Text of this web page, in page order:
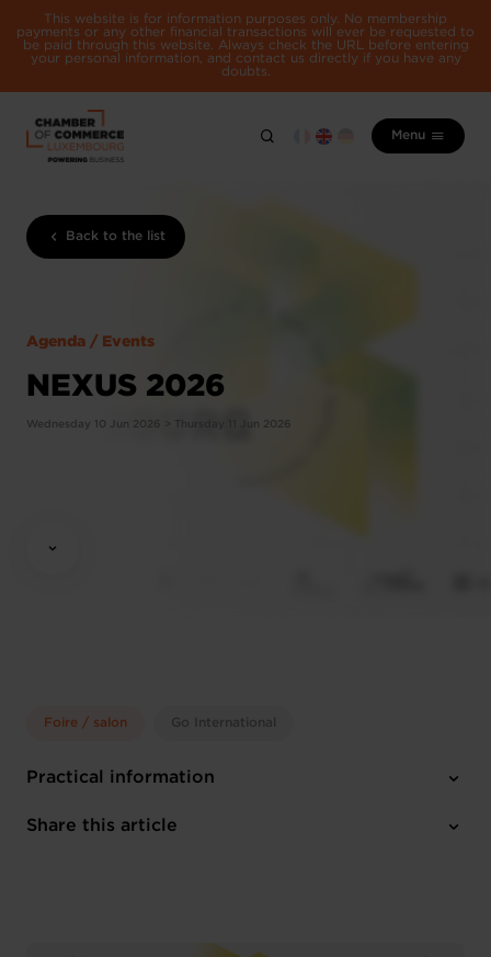
This website is for information purposes only. No membership
payments or any other financial transactions will ever be requested to
be paid through this website. Always check the URL before entering
your personal information, and contact us directly if you have any
doubts.
Menu
Back to the list
Agenda / Events
NEXUS 2026
Wednesday 10 Jun 2026 > Thursday 11 Jun 2026
Foire / salon Go International
Practical information
Wednesday 10 Jun 2026 > Thursday 11 Jun 2026
Share this article